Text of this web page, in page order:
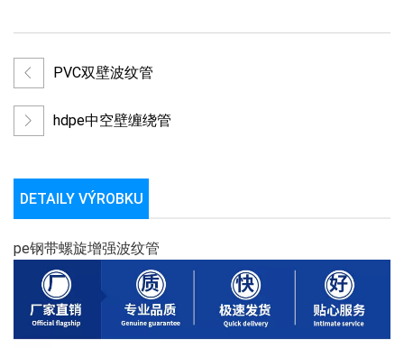
PVC双壁波纹管
hdpe中空壁缠绕管
DETAILY VÝROBKU
pe钢带螺旋增强波纹管